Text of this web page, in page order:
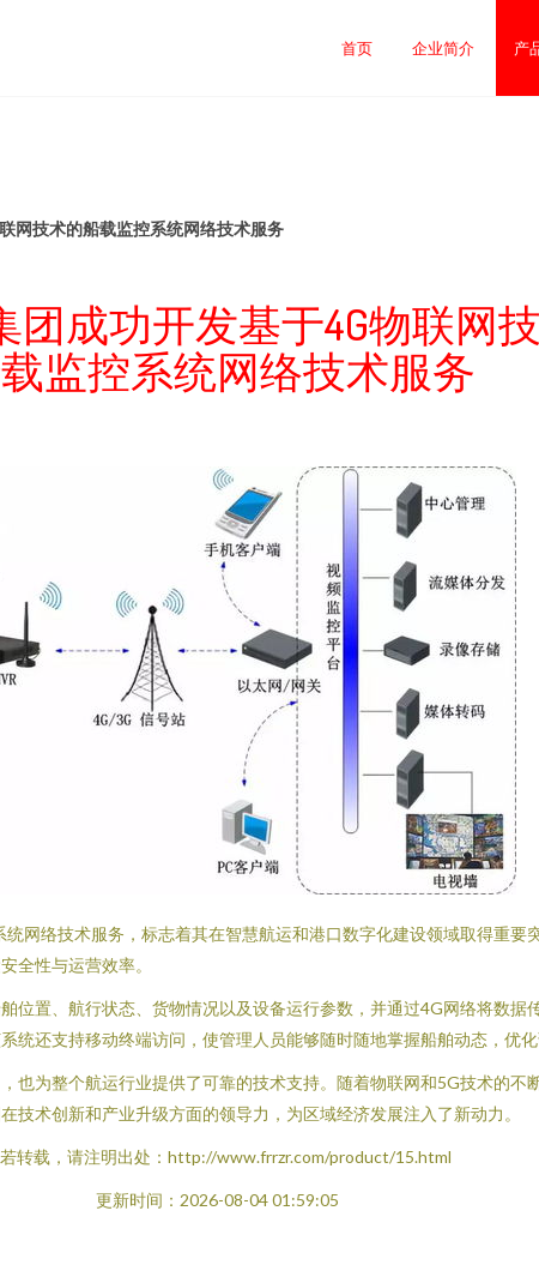
首页 企业简介 产
网技术的船载监控系统网络技术服务
团成功开发基于4G物联网
监控系统网络技术服务
网络技术服务，标志着其在智慧航运和港口数字化建设领域取得重
全性与运营效率。
位置、航行状态、货物情况以及设备运行参数，并通过4G网络将数据
还支持移动终端访问，使管理人员能够随时随地掌握船舶动态，优化
也为整个航运行业提供了可靠的技术支持。随着物联网和5G技术的不
术创新和产业升级方面的领导力，为区域经济发展注入了新动力。
转载，请注明出处：http://www.frrzr.com/product/15.html
更新时间：2026-08-04 01:59:05